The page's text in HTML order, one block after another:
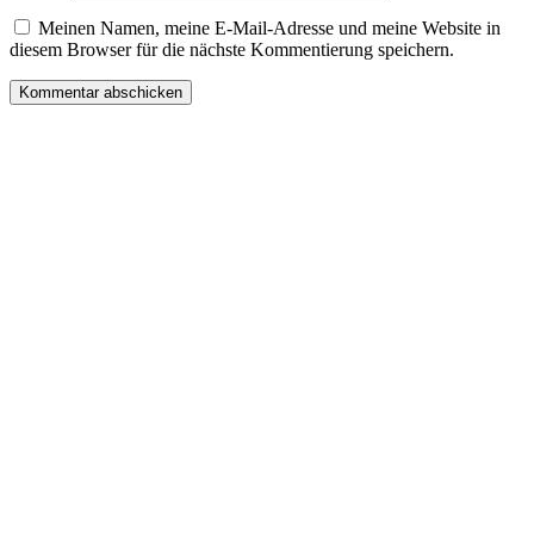
Meinen Namen, meine E-Mail-Adresse und meine Website in
diesem Browser für die nächste Kommentierung speichern.